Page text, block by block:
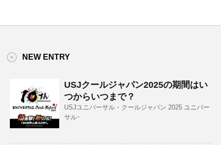
NEW ENTRY
USJクールジャパン2025の期間はい
つからいつまで？
USJユニバーサル・クールジャパン 2025 ユニバー
サル･